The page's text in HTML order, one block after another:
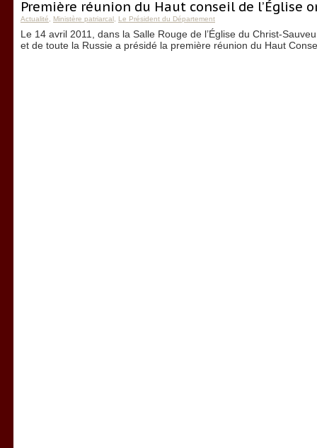
Première réunion du Haut conseil de l’Église
Actualité Ministère patriarcal Le Président du Département
Le 14 avril 2011, dans la Salle Rouge de l’Église du Christ-
et de toute la Russie a présidé la première réunion du Haut